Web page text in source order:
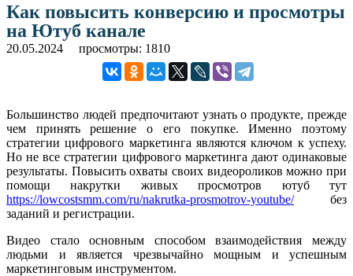
Как повысить конверсию и просмотры
на Ютуб канале
20.05.2024 просмотры: 1810
Большинство людей предпочитают узнать о продукте, прежде
чем принять решение о его покупке. Именно поэтому
стратегии цифрового маркетинга являются ключом к успеху.
Но не все стратегии цифрового маркетинга дают одинаковые
результаты. Повысить охваты своих видеороликов можно при
помощи накрутки живых просмотров ютуб тут
https://lowcostsmm.com/ru/nakrutka-prosmotrov-youtube/без
заданий и регистрации.
Видео стало основным способом взаимодействия между
людьми и является чрезвычайно мощным и успешным
маркетинговым инструментом.